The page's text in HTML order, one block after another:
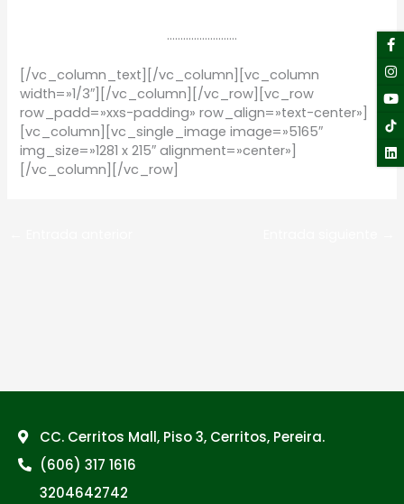
……………………..
[/vc_column_text][/vc_column][vc_column
width=»1/3″][/vc_column][/vc_row][vc_row
row_padd=»xxs-padding» row_align=»text-center»]
[vc_column][vc_single_image image=»5165″
img_size=»1281 x 215″ alignment=»center»]
[/vc_column][/vc_row]
CC. Cerritos Mall, Piso 3, Cerritos, Pereira.
(606) 317 1616
3204642742
f